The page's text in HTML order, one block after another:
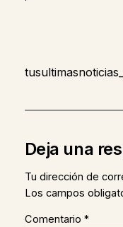
Deja una
Tu dirección de
Los campos
Comentario *